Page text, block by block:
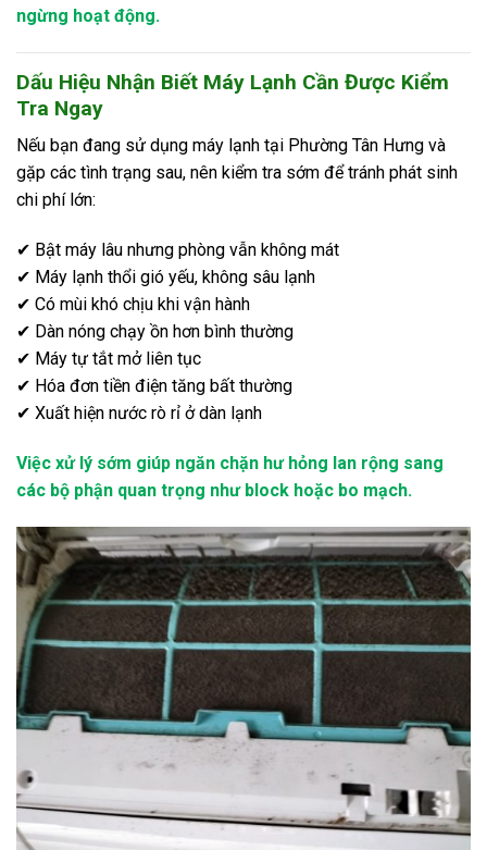
ngừng hoạt động.
Dấu Hiệu Nhận Biết Máy Lạnh Cần Được Kiểm
Tra Ngay
Nếu bạn đang sử dụng máy lạnh tại Phường Tân Hưng và
gặp các tình trạng sau, nên kiểm tra sớm để tránh phát sinh
chi phí lớn:
✔ Bật máy lâu nhưng phòng vẫn không mát
✔ Máy lạnh thổi gió yếu, không sâu lạnh
✔ Có mùi khó chịu khi vận hành
✔ Dàn nóng chạy ồn hơn bình thường
✔ Máy tự tắt mở liên tục
✔ Hóa đơn tiền điện tăng bất thường
✔ Xuất hiện nước rò rỉ ở dàn lạnh
Việc xử lý sớm giúp ngăn chặn hư hỏng lan rộng sang
các bộ phận quan trọng như block hoặc bo mạch.